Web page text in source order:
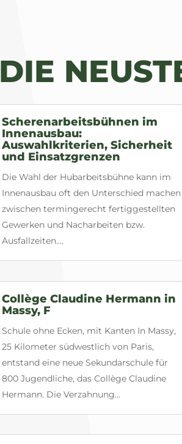
DIE
Scherenarbeitsbühnen im
Innenausbau:
Auswahlkriterien, Sicherheit
und Einsatzgrenzen
Die Wahl der Hubarbeitsbühne kann im
Innenausbau oft den Unterschied machen
zwischen termingerecht fertiggestellten
Gewerken und Nacharbeiten bzw.
Ausfallzeiten....
Collège Claudine Hermann in
Massy, F
Schule ohne Ecken, mit Kanten In Massy,
25 Kilometer südwestlich von Paris,
entstand eine neue Sekundarschule für
800 Jugendliche, das Collège Claudine
Hermann. Die Verzahnung...